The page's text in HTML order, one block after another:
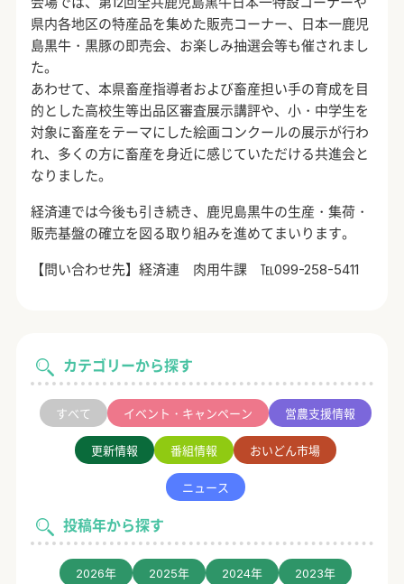
カテゴリーから探す
すべて イベント・キャンペーン 営農支援情報
更新情報 番組情報 おいどん市場
ニュース
投稿年から探す
2026年 2025年 2024年 2023年
県内各地区の特産品を集めた販売コーナー、日本一鹿児
島黒牛・黒豚の即売会、お楽しみ抽選会等も催されまし
た。
あわせて、本県畜産指導者および畜産担い手の育成を目
的とした高校生等出品区審査展示講評や、小・中学生を
対象に畜産をテーマにした絵画コンクールの展示が行わ
れ、多くの方に畜産を身近に感じていただける共進会と
なりました。
経済連では今後も引き続き、鹿児島黒牛の生産・集荷・
販売基盤の確立を図る取り組みを進めてまいります。
【問い合わせ先】経済連 肉用牛課 ℡099-258-5411